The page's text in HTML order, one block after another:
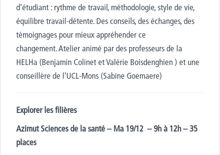
d’étudiant : rythme de travail, méthodologie, style de vie,
équilibre travail-détente. Des conseils, des échanges, des
témoignages pour mieux appréhender ce
changement.Atelier animé par des professeurs de la
HELHa (Benjamin Colinet et Valérie Boisdenghien ) et une
conseillère de l’UCL-Mons (Sabine Goemaere)
Explorer les filières
Azimut Sciences de la santé – Ma 19/12 – 9h à 12h – 35
places